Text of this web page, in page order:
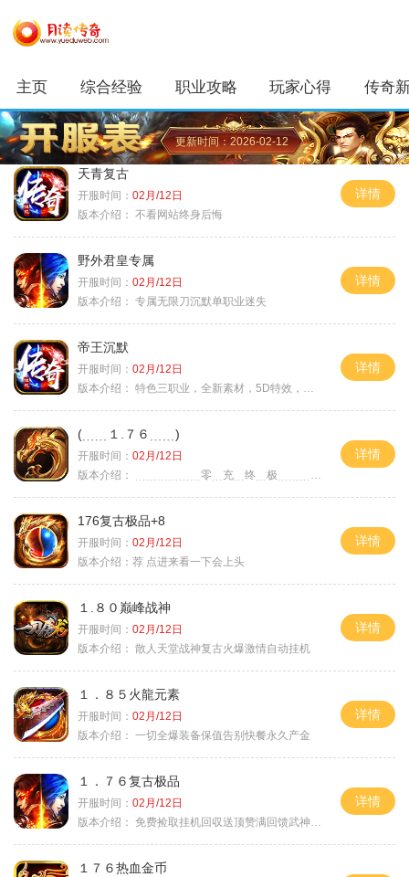
主页 综合经验 职业攻略 玩家心得 传奇
更新时间：2026-02-12
天青复古
开服时间： 02月/12日
版本介绍： 不看网站终身后悔
详情
野外君皇专属
开服时间： 02月/12日
版本介绍： 专属无限刀沉默单职业迷失
详情
帝王沉默
开服时间： 02月/12日
版本介绍： 特色三职业，全新素材，5D特效，不卡图
详情
(﹍﹍１.７６﹍﹍)
开服时间： 02月/12日
版本介绍：
﹍﹍﹍﹍﹍﹍零﹍充﹍终﹍极﹍﹍﹍﹍﹍﹍〉
详情
176复古极品+8
开服时间： 02月/12日
版本介绍： 荐 点进来看一下会上头
详情
１.８０巅峰战神
开服时间： 02月/12日
版本介绍： 散人天堂战神复古火爆激情自动挂机
详情
１．８５火龍元素
开服时间： 02月/12日
版本介绍： 一切全爆装备保值告别快餐永久产金
详情
１．７６复古极品
开服时间： 02月/12日
版本介绍： 免费捡取挂机回収送顶赞满回馈武神之力
详情
１７６热血金币